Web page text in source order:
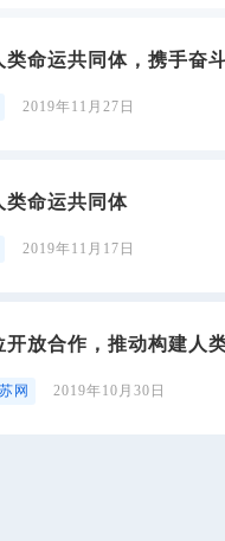
类命运共同体，携手奋
2019年11月27日
类命运共同体
2019年11月17日
开放合作，推动构建人
网 2019年10月30日